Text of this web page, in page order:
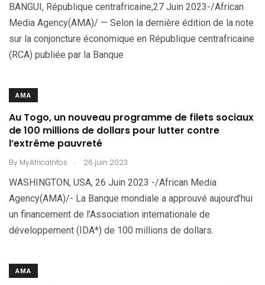
BANGUI, République centrafricaine,27 Juin 2023-/African
Media Agency(AMA)/ — Selon la dernière édition de la note
sur la conjoncture économique en République centrafricaine
(RCA) publiée par la Banque
AMA
Au Togo, un nouveau programme de filets sociaux
de 100 millions de dollars pour lutter contre
l’extrême pauvreté
By MyAfricaInfos . 26 juin 2023
WASHINGTON, USA, 26 Juin 2023 -/African Media
Agency(AMA)/- La Banque mondiale a approuvé aujourd’hui
un financement de l’Association internationale de
développement (IDA*) de 100 millions de dollars.
AMA